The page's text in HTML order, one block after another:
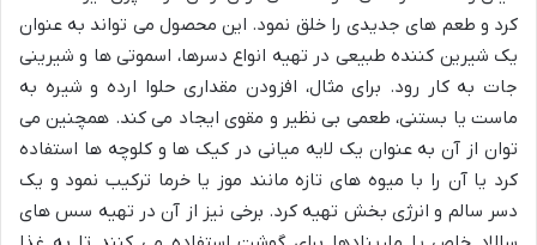
کرد و طعم های جدیدی را خلق نمود. این محصول می تواند به عنوان
یک شیرین کننده طبیعی در تهیه انواع دسرها، اسموتی ها و شیرینی
جات به کار رود. برای مثال، افزودن مقداری حلوا ارده و شیره به
ماست یا بستنی، طعمی بی نظیر و مقوی ایجاد می کند. همچنین می
توان از آن به عنوان یک لایه میانی در کیک ها و کلوچه ها استفاده
کرد یا آن را با میوه های تازه مانند موز یا خرما ترکیب نمود و یک
دسر سالم و انرژی بخش تهیه کرد. برخی نیز از آن در تهیه سس های